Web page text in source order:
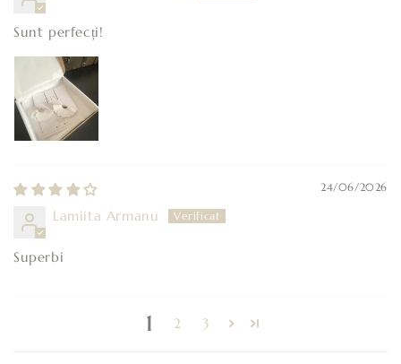
Sunt perfecți!
24/06/2026
Lamiita Armanu
Superbi
1 2 3